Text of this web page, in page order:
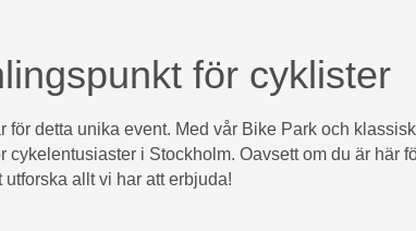
för cyklister
för detta unika event. Med vår Bike Park och
i Stockholm. Oavsett om du är här
allt vi har att erbjuda!